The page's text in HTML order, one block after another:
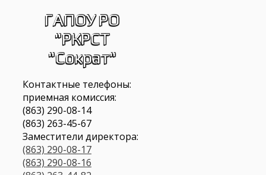
ГАПОУ РО
"РКРСТ
"Сократ"
Контактные телефоны:
приемная комиссия:
(863) 290-08-14
(863) 263-45-67
Заместители директора:
(863) 290-08-17
(863) 290-08-16